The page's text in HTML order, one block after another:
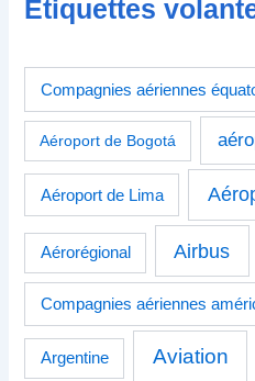
Étiquettes
Compagnies aériennes
Aéroport de Bogotá
Aéroport de Lima
Aérorégional Airbus
Compagnies aériennes
Argentine Aviation